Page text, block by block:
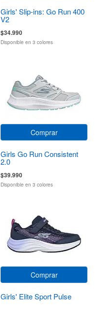
Girls' Slip-ins: Go Run 400
V2
$34.990
Disponible en 3 colores
Comprar
Girls Go Run Consistent
2.0
$39.990
Disponible en 3 colores
Comprar
Girls' Elite Sport Pulse